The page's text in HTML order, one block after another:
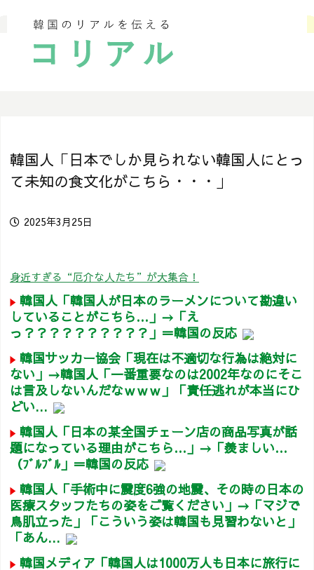
韓国人「日本でしか見られない韓国人にとっ
て未知の食文化がこちら・・・」
2025年3月25日
身近すぎる“厄介な人たち”が大集合！
韓国人「韓国人が日本のラーメンについて勘違い
していることがこちら…」→「え
っ？？？？？？？？？？」＝韓国の反応
韓国サッカー協会「現在は不適切な行為は絶対に
ない」→韓国人「一番重要なのは2002年なのにそこ
は言及しないんだなｗｗｗ」「責任逃れが本当にひ
どい...
韓国人「日本の某全国チェーン店の商品写真が話
題になっている理由がこちら…」→「羨ましい…
（ﾌﾞﾙﾌﾞﾙ」＝韓国の反応
韓国人「手術中に震度6強の地震、その時の日本の
医療スタッフたちの姿をご覧ください」→「マジで
鳥肌立った」「こういう姿は韓国も見習わないと」
「あん...
韓国メディア「韓国人は1000万人も日本に旅行に